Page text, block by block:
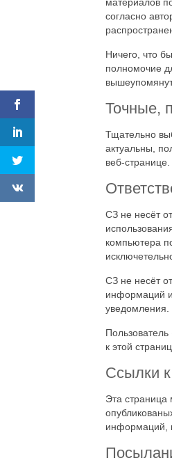
согласно
Ничего, что
полномочие
Точные,
Тщательно
актуальны,
веб-странице.
СЗ не несёт
компьютера
СЗ не несёт
информаций и
уведомления.
к этой
Ссылки
Эта страница
информаций,